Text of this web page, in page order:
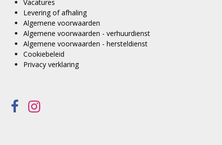
Vacatures
Levering of afhaling
Algemene voorwaarden
Algemene voorwaarden - verhuurdienst
Algemene voorwaarden - hersteldienst
Cookiebeleid
Privacy verklaring